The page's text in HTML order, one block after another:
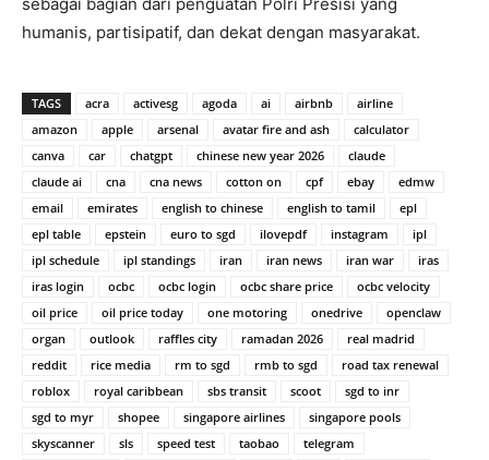
humanis, partisipatif, dan dekat dengan masyarakat.
TAGS acra activesg agoda ai airbnb
airline
amazon
apple arsenal avatar fire and ash
calculator
canva
car chatgpt chinese new year 2026
claude
claude ai
cna cna news cotton on cpf ebay
edmw
email
emirates english to chinese english to tamil
epl
epl table
epstein euro to sgd ilovepdf instagram
ipl
ipl schedule
ipl standings iran iran news iran war
iras
iras login
ocbc ocbc login ocbc share price
ocbc velocity
oil price
oil price today one motoring onedrive
openclaw
organ
outlook raffles city ramadan 2026
real madrid
reddit
rice media rm to sgd rmb to sgd
road tax renewal
roblox
royal caribbean sbs transit scoot
sgd to inr
sgd to myr
shopee singapore airlines
singapore pools
skyscanner
sls speed test taobao
telegram